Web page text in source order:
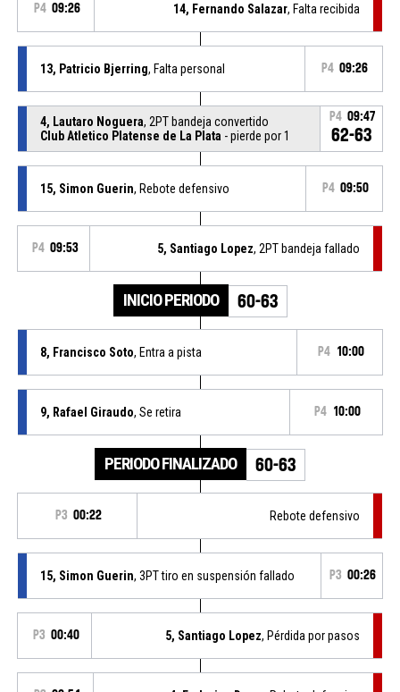
P4 09:26 14, Fernando Salazar, Falta recibida
13, Patricio Bjerring, Falta personal P4 09:26
4, Lautaro Noguera, 2PT bandeja convertido
Club Atletico Platense de La Plata - pierde por 1
P4 09:47
62-63
15, Simon Guerin, Rebote defensivo P4 09:50
P4 09:53 5, Santiago Lopez, 2PT bandeja fallado
INICIO PERIODO 60-63
8, Francisco Soto, Entra a pista P4 10:00
9, Rafael Giraudo, Se retira P4 10:00
PERIODO FINALIZADO 60-63
P3 00:22 Rebote defensivo
15, Simon Guerin, 3PT tiro en suspensión fallado P3 00:26
P3 00:40 5, Santiago Lopez, Pérdida por pasos